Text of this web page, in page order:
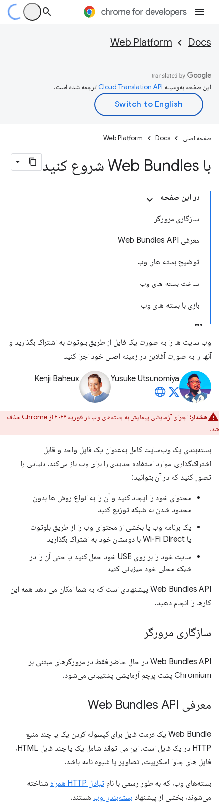
Docs
Web Platform
این صفحه به‌وسیله ترجمه شده است.
صفحه اصلی Docs
Web Platform
با Web Bundles شروع کنید
در این صفحه
سازگاری مرورگر
معرفی Web Bundles API
توضیح بسته های وب
ساخت بسته های وب
بازی با بسته های وب
وب سایت ها را به صورت یک فایل از طریق بلوتوث به اشتراک بگذارید و
آنها را به صورت آفلاین در زمینه اصلی خود اجرا کنید
Yusuke Utsunomiya
Kenji Baheux
هشدار: اجرای آزمایشی پیمایش به بسته‌های وب در فوریه ۲۰۲۳ از Chrome
حذف
شد.
بسته‌بندی یک وب‌سایت کامل به‌عنوان یک فایل واحد و قابل
اشتراک‌گذاری، موارد استفاده جدیدی را برای وب باز می‌کند. دنیایی را
تصور کنید که در آن بتوانید:
محتوای خود را ایجاد کنید و آن را به انواع روش ها بدون
محدود شدن به شبکه توزیع کنید
یک برنامه وب یا بخشی از محتوای وب را از طریق بلوتوث
یا Wi-Fi Direct با دوستان خود به اشتراک بگذارید
سایت خود را بر روی USB خود حمل کنید یا حتی آن را در
شبکه محلی خود میزبانی کنید
Web Bundles API پیشنهادی است که به شما امکان می دهد همه این
کارها را انجام دهید.
سازگاری مرورگر
Web Bundles API در حال حاضر فقط در مرورگرهای مبتنی بر
Chromium پشت پرچم آزمایشی پشتیبانی می‌شود.
معرفی Web Bundles API
Web Bundle یک فرمت فایل برای کپسوله کردن یک یا چند منبع
HTTP در یک فایل است. این می تواند شامل یک یا چند فایل HTML،
فایل های جاوا اسکریپت، تصاویر یا شیوه نامه باشد.
بسته‌های وب، که به طور رسمی با نام تبادل HTTP همراه
شناخته
می‌شوند، بخشی از پیشنهاد بسته‌بندی وب هستند.